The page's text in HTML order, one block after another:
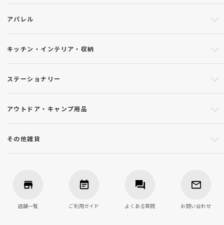
アパレル
キッチン・インテリア・収納
ステーショナリー
アウトドア・キャンプ用品
その他雑貨
店舗一覧 ご利用ガイド よくある質問 お問い合わせ